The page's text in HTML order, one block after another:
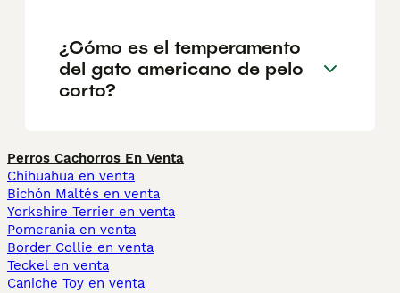
¿Cómo es el temperamento
del gato americano de pelo
corto?
Perros Cachorros En Venta
Chihuahua en venta
Bichón Maltés en venta
Yorkshire Terrier en venta
Pomerania en venta
Border Collie en venta
Teckel en venta
Caniche Toy en venta